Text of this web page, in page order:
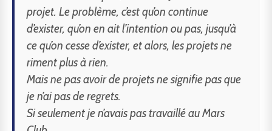
projet. Le problème, c’est qu’on continue
d’exister, qu’on en ait l’intention ou pas, jusqu’à
ce qu’on cesse d’exister, et alors, les projets ne
riment plus à rien.
Mais ne pas avoir de projets ne signifie pas que
je n’ai pas de regrets.
Si seulement je n’avais pas travaillé au Mars